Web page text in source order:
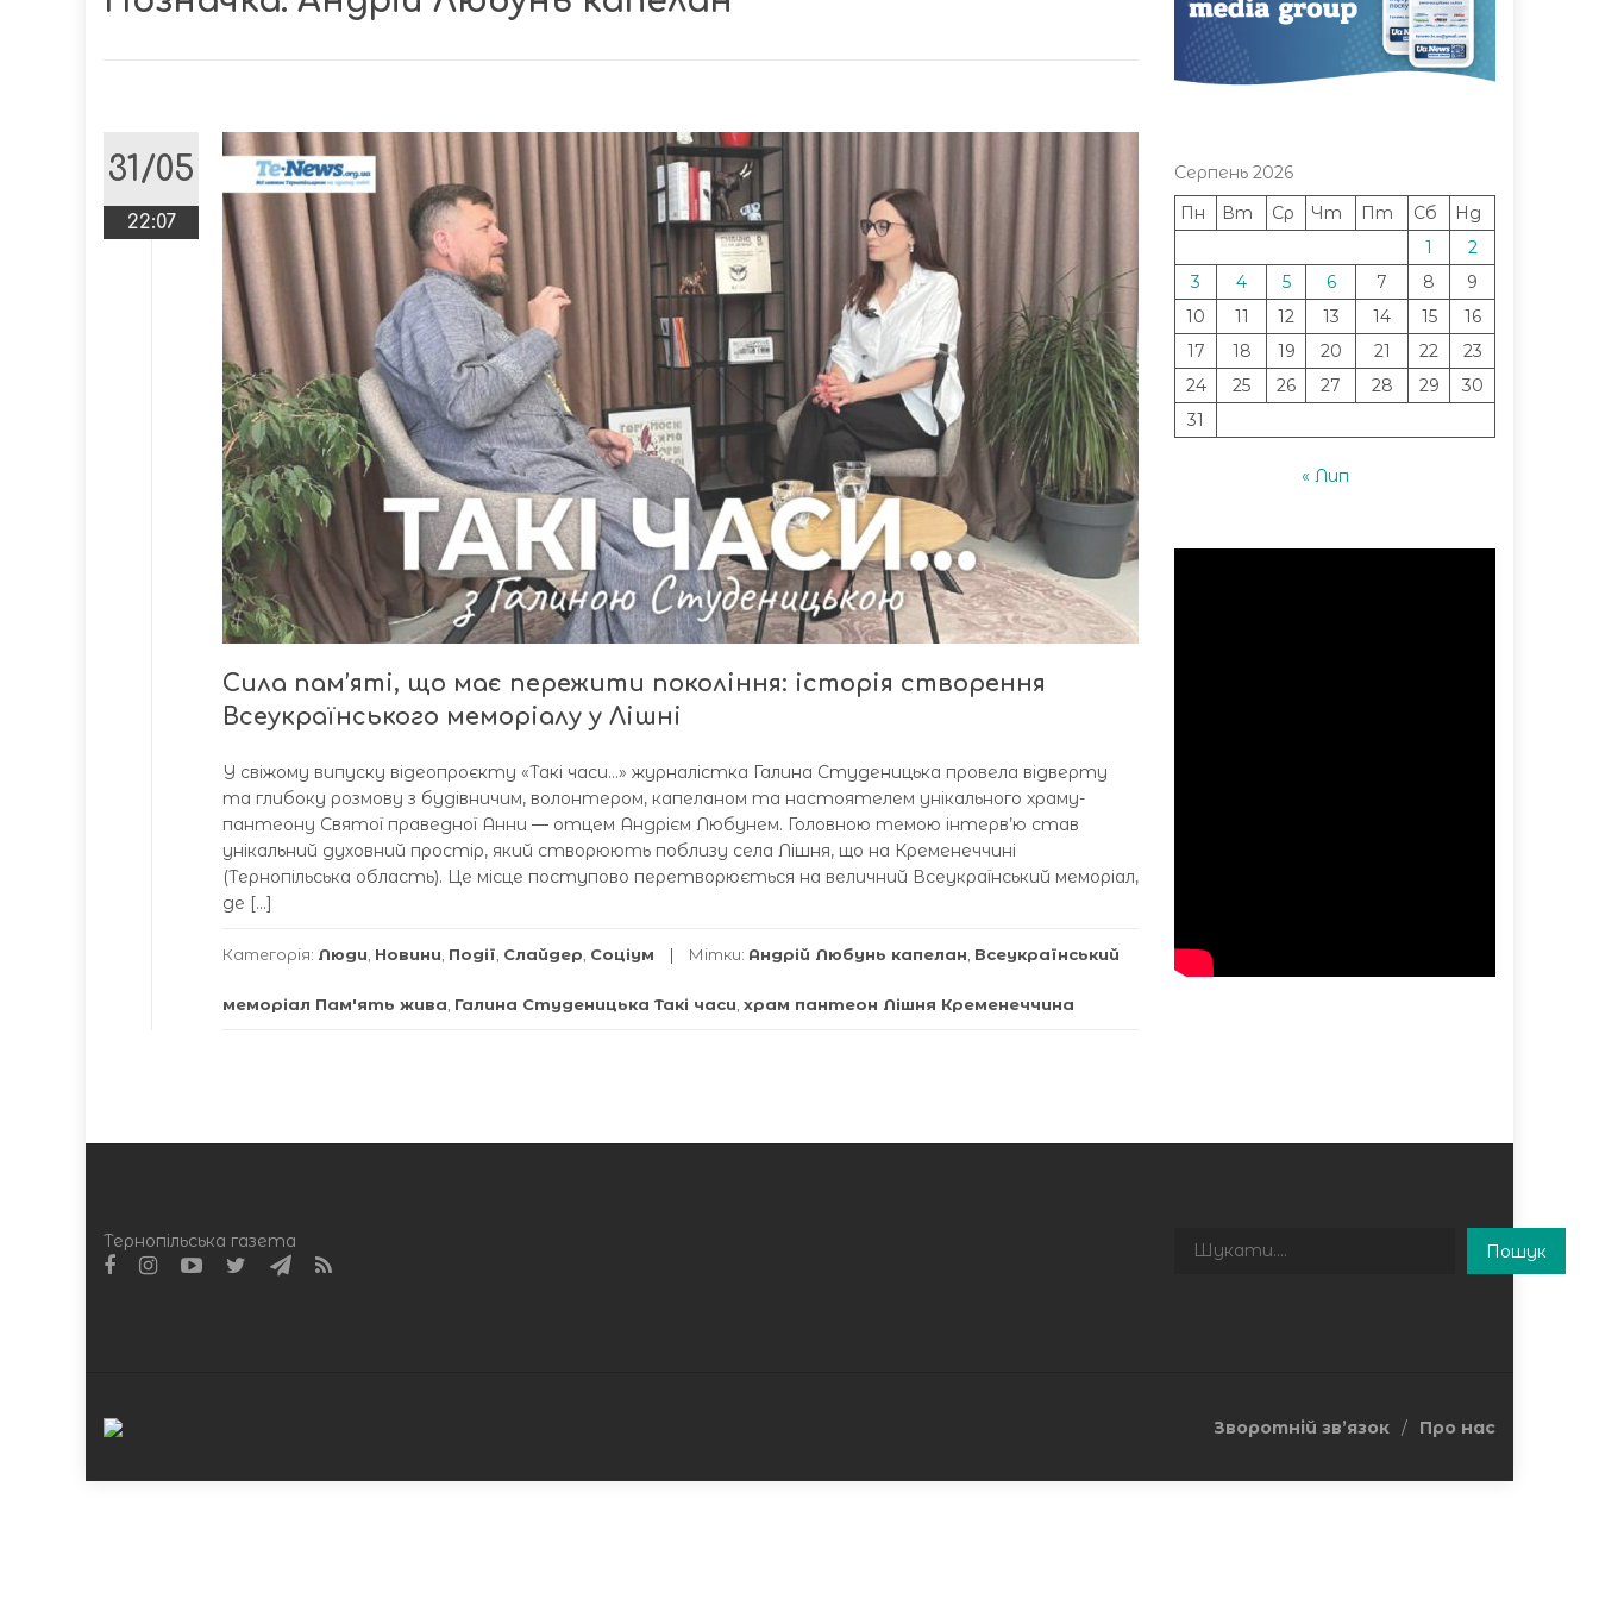
31/05
22:07
Сила пам’яті, що має пережити покоління: історія створення
Всеукраїнського меморіалу у Лішні
У свіжому випуску відеопроєкту «Такі часи…» журналістка Галина Студеницька провела відверту
та глибоку розмову з будівничим, волонтером, капеланом та настоятелем унікального храму-
пантеону Святої праведної Анни — отцем Андрієм Любунем. Головною темою інтерв’ю став
унікальний духовний простір, який створюють поблизу села Лішня, що на Кременеччині
(Тернопільська область). Це місце поступово перетворюється на величний Всеукраїнський меморіал,
де […]
Категорія: Люди Новини Події Слайдер Соціум Мітки: Андрій Любунь капелан Всеукраїнський
меморіал Пам'ять жива Галина Студеницька Такі часи храм пантеон Лішня Кременеччина
Серпень 2026
Пн
Вт Ср Чт Пт Сб
Нд
1
2
3
4 5 6 7 8
9
10
11 12 13 14 15
16
17
18 19 20 21 22
23
24
25 26 27 28 29
30
31
« Лип
Тернопільська газета Пошук
Пошук
Зворотній зв’язок Про нас